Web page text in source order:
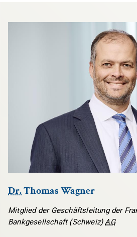
Dr.Thomas Wagner
Mitglied der Geschäftsleitung der
Bankgesellschaft (Schweiz)AG